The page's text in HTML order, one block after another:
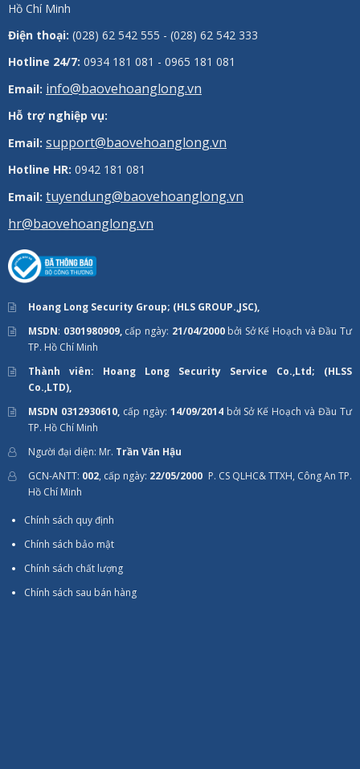
Hồ Chí Minh
Điện thoại: (028) 62 542 555 - (028) 62 542 333
Hotline 24/7: 0934 181 081 - 0965 181 081
Email: info@baovehoanglong.vn
Hỗ trợ nghiệp vụ:
Email: support@baovehoanglong.vn
Hotline HR: 0942 181 081
Email: tuyendung@baovehoanglong.vn
hr@baovehoanglong.vn
Hoang Long Security Group; (HLS GROUP.,JSC),
MSDN: 0301980909,cấp ngày: 21/04/2000bởi Sở Kế Hoạch và Đầu Tư
TP. Hồ Chí Minh
Thành viên: Hoang Long Security Service Co.,Ltd; (HLSS
Co.,LTD),
MSDN 0312930610,cấp ngày: 14/09/2014bởi Sở Kế Hoạch và Đầu Tư
TP. Hồ Chí Minh
Người đại diện: Mr. Trần Văn Hậu
GCN-ANTT: 002, cấp ngày: 22/05/2000 P. CS QLHC& TTXH, Công An TP.
Hồ Chí Minh
Chính sách quy định
Chính sách bảo mật
Chính sách chất lượng
Chính sách sau bán hàng